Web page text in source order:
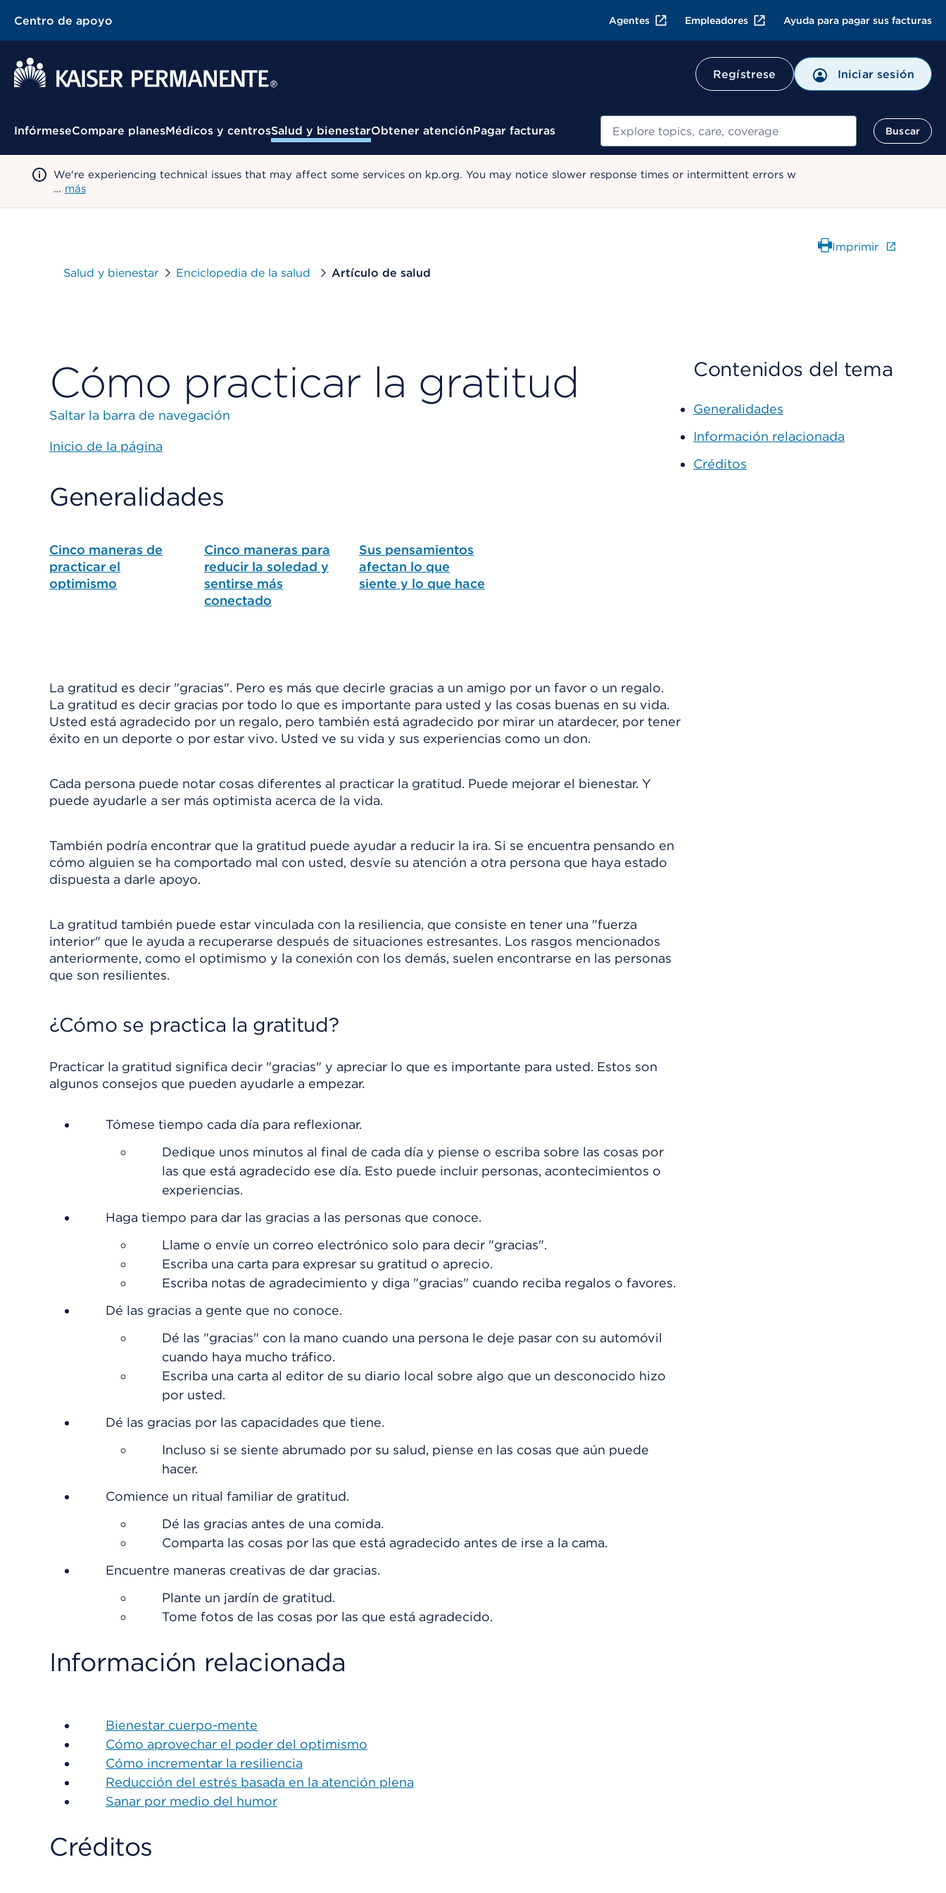
Centro de apoyo Agentes Empleadores Ayuda para pagar sus facturas
Regístrese Iniciar sesión
Menú contextual
InfórmeseCompare planesMédicos y centrosSalud y bienestarObtener atenciónPagar facturas Buscar
We're experiencing technical issues that may affect some services on kp.org. You may notice slower response times or intermittent errors w
… más
Salud y bienestar Enciclopedia de la salud Artículo de salud
Imprimir
Cómo practicar la gratitud
Saltar la barra de navegación
Inicio de la página
Generalidades
Cinco maneras de
practicar el
optimismo
Cinco maneras para
reducir la soledad y
sentirse más
conectado
Sus pensamientos
afectan lo que
siente y lo que hace
La gratitud es decir "gracias". Pero es más que decirle gracias a un amigo por un favor o un regalo.
La gratitud es decir gracias por todo lo que es importante para usted y las cosas buenas en su vida.
Usted está agradecido por un regalo, pero también está agradecido por mirar un atardecer, por tener
éxito en un deporte o por estar vivo. Usted ve su vida y sus experiencias como un don.
Cada persona puede notar cosas diferentes al practicar la gratitud. Puede mejorar el bienestar. Y
puede ayudarle a ser más optimista acerca de la vida.
También podría encontrar que la gratitud puede ayudar a reducir la ira. Si se encuentra pensando en
cómo alguien se ha comportado mal con usted, desvíe su atención a otra persona que haya estado
dispuesta a darle apoyo.
La gratitud también puede estar vinculada con la resiliencia, que consiste en tener una "fuerza
interior" que le ayuda a recuperarse después de situaciones estresantes. Los rasgos mencionados
anteriormente, como el optimismo y la conexión con los demás, suelen encontrarse en las personas
que son resilientes.
¿Cómo se practica la gratitud?
Practicar la gratitud significa decir "gracias" y apreciar lo que es importante para usted. Estos son
algunos consejos que pueden ayudarle a empezar.
Tómese tiempo cada día para reflexionar.
Dedique unos minutos al final de cada día y piense o escriba sobre las cosas por
las que está agradecido ese día. Esto puede incluir personas, acontecimientos o
experiencias.
Haga tiempo para dar las gracias a las personas que conoce.
Llame o envíe un correo electrónico solo para decir "gracias".
Escriba una carta para expresar su gratitud o aprecio.
Escriba notas de agradecimiento y diga "gracias" cuando reciba regalos o favores.
Dé las gracias a gente que no conoce.
Dé las "gracias" con la mano cuando una persona le deje pasar con su automóvil
cuando haya mucho tráfico.
Escriba una carta al editor de su diario local sobre algo que un desconocido hizo
por usted.
Dé las gracias por las capacidades que tiene.
Incluso si se siente abrumado por su salud, piense en las cosas que aún puede
hacer.
Comience un ritual familiar de gratitud.
Dé las gracias antes de una comida.
Comparta las cosas por las que está agradecido antes de irse a la cama.
Encuentre maneras creativas de dar gracias.
Plante un jardín de gratitud.
Tome fotos de las cosas por las que está agradecido.
Información relacionada
Bienestar cuerpo-mente
Cómo aprovechar el poder del optimismo
Cómo incrementar la resiliencia
Reducción del estrés basada en la atención plena
Sanar por medio del humor
Créditos
Contenidos del tema
Generalidades
Información relacionada
Créditos